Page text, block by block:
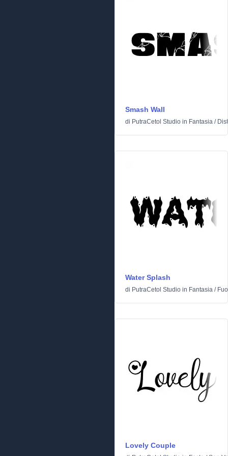
Smash Wall
di PutraCetol Studio in Fantasia /
Water Splash
di PutraCetol Studio in Fantasia /
Lovely Couple